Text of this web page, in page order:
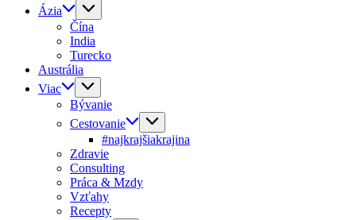
Ázia
Čína
India
Turecko
Austrália
Viac
Bývanie
Cestovanie
#najkrajšiakrajina
Zdravie
Consulting
Práca & Mzdy
Vzťahy
Recepty